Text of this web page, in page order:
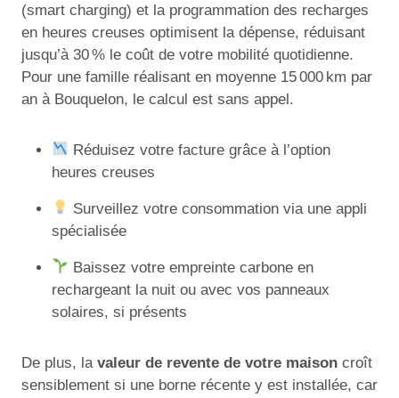
(smart charging) et la programmation des recharges
en heures creuses optimisent la dépense, réduisant
jusqu’à 30 % le coût de votre mobilité quotidienne.
Pour une famille réalisant en moyenne 15 000 km par
an à Bouquelon, le calcul est sans appel.
Réduisez votre facture grâce à l’option
heures creuses
Surveillez votre consommation via une appli
spécialisée
Baissez votre empreinte carbone en
rechargeant la nuit ou avec vos panneaux
solaires, si présents
De plus, la valeur de revente de votre maison croît
sensiblement si une borne récente y est installée, car